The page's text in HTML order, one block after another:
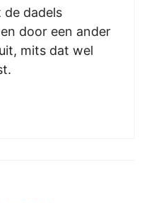
de dadels
door een ander
mits dat wel